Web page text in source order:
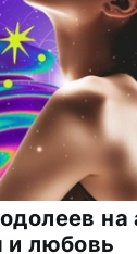
на
и любовь